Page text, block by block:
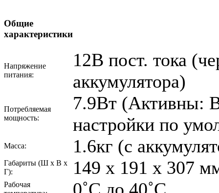
Общие
характеристики
Напряжение
питания:
12В пост. тока
аккумулятора)
Потребляемая
мощность:
7.9Вт (Активны:
настройки по
Масса: 1.6кг (с
Габариты (Ш x В x
Г):
149 x 191 x 307
Рабочая